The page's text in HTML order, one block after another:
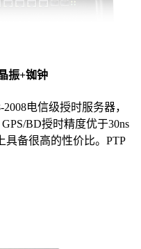
振+铷钟
电信级授时服务器，
BD授时精度优于30ns
具备很高的性价比。PTP